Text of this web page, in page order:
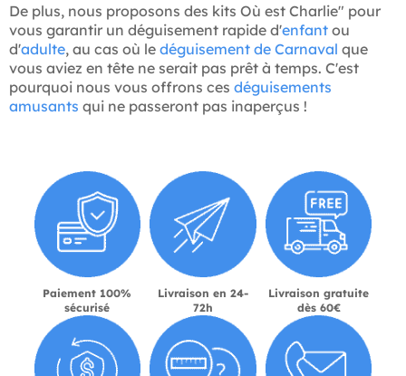
De plus, nous proposons des kits Où est Charlie" pour
vous garantir un déguisement rapide d'enfant ou
d'adulte, au cas où le déguisement de Carnaval que
vous aviez en tête ne serait pas prêt à temps. C'est
pourquoi nous vous offrons ces déguisements
amusants qui ne passeront pas inaperçus !
Paiement 100%
sécurisé
Livraison en 24-
72h
Livraison gratuite
dès 60€